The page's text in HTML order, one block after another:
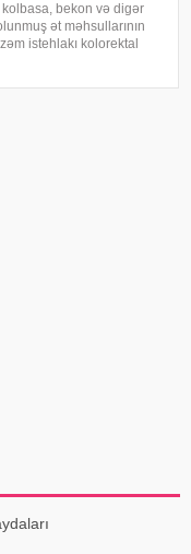
kolbasa, bekon və digər
ət məhsullarının
istehlakı kolorektal